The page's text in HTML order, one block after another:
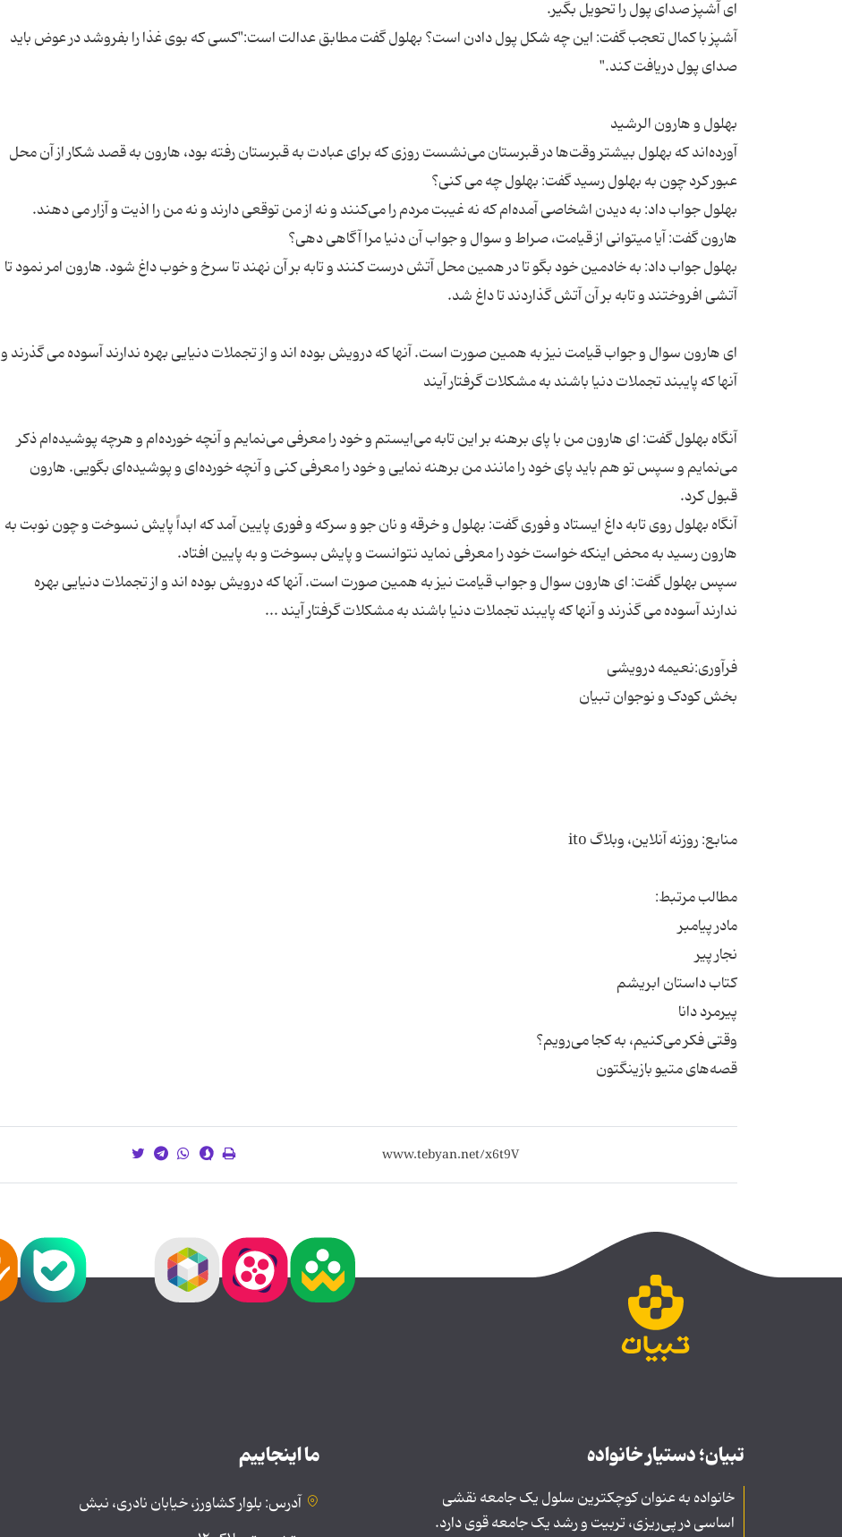
آشپز با کمال تعجب گفت: این چه شکل پول دادن است؟ بهلول گفت مطابق عدالت است:"کسی که بوی غذا را بفروشد در عوض باید
آورده‌اند که بهلول بیشتر وقت‌ها در قبرستان می‌نشست روزی که برای عبادت به قبرستان رفته بود، هارون به قصد شکار از آن محل
بهلول جواب داد: به خادمین خود بگو تا در همین محل آتش درست کنند و تابه بر آن نهند تا سرخ و خوب داغ شود. هارون امر نمود تا
ای هارون سوال و جواب قیامت نیز به همین صورت است. آنها که درویش بوده ا‌ند و از تجملات دنیایی بهره ندارند آسوده می گذرند و
آنگاه بهلول گفت: ای هارون من با پای برهنه بر این تابه می‌ایستم و خود را معرفی می‌نمایم و آنچه خورده‌ام و هرچه پوشیده‌ام ذکر
می‌نمایم و سپس تو هم باید پای خود را مانند من برهنه نمایی و خود را معرفی کنی و آنچه خورده‌ای و پوشیده‌ای بگویی. هارون
آنگاه بهلول روی تابه داغ ایستاد و فوری گفت: بهلول و خرقه و نان جو و سرکه و فوری پایین آمد که ابداً پایش نسوخت و چون نوبت به
سپس بهلول گفت: ای هارون سوال و جواب قیامت نیز به همین صورت است. آنها که درویش بوده ا‌ند و از تجملات دنیایی بهره
قصه‌های متیو بازینگتون
تبیان؛ دستیار خانواده
خانواده به عنوان کوچکترین سلول یک جامعه نقشی
اساسی در پی‌ریزی، تربیت و رشد یک جامعه قوی دارد.
ما اینجاییم
آدرس: بلوار کشاورز، خیابان نادری، نبش